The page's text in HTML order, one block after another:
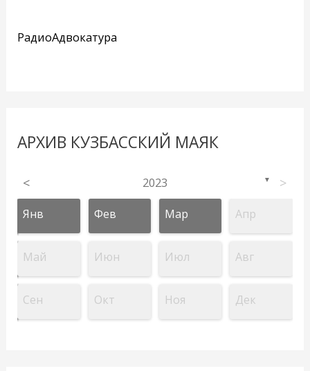
РадиоАдвокатура
АРХИВ КУЗБАССКИЙ МАЯК
< 2023 ▼ >
Янв Фев Мар Апр
Май Июн Июл Авг
Сен Окт Ноя Дек